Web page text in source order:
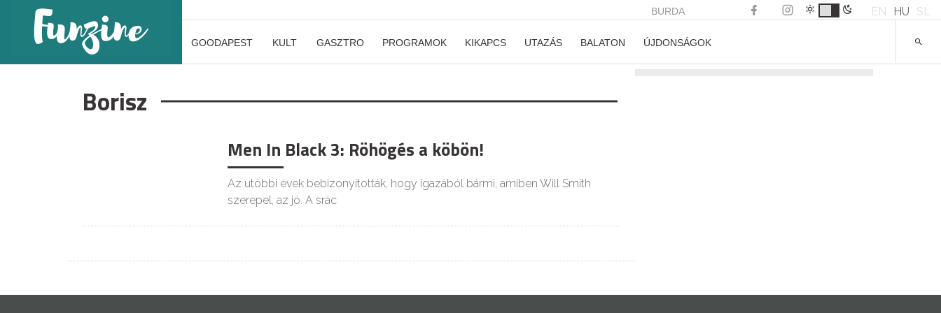
BURDA EN HU SL
GOODAPEST KULT GASZTRO PROGRAMOK KIKAPCS UTAZÁS BALATON ÚJDONSÁGOK
Borisz
Men In Black 3: Röhögés a köbön!
Az utóbbi évek bebizonyították, hogy igazából bármi, amiben Will Smith
szerepel, az jó. A srác